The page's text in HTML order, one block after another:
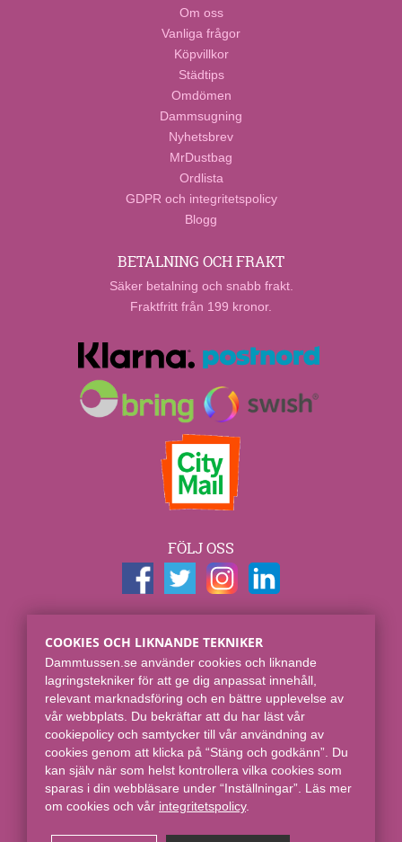
Om oss
Vanliga frågor
Köpvillkor
Städtips
Omdömen
Dammsugning
Nyhetsbrev
MrDustbag
Ordlista
GDPR och integritetspolicy
Blogg
BETALNING OCH FRAKT
Säker betalning och snabb frakt.
Fraktfritt från 199 kronor.
FÖLJ OSS
Spjut E-commerce Group AB
Skaraborgsgatan 7
118 46 Stockholm
Online sedan 2008.
COOKIES OCH LIKNANDE TEKNIKER
Dammtussen.se använder cookies och liknande
lagringstekniker för att ge dig anpassat innehåll,
relevant marknadsföring och en bättre upplevelse av
vår webbplats. Du bekräftar att du har läst vår
cookiepolicy och samtycker till vår användning av
cookies genom att klicka på “Stäng och godkänn”. Du
kan själv när som helst kontrollera vilka cookies som
sparas i din webbläsare under “Inställningar”. Läs mer
om cookies och vår integritetspolicy​.